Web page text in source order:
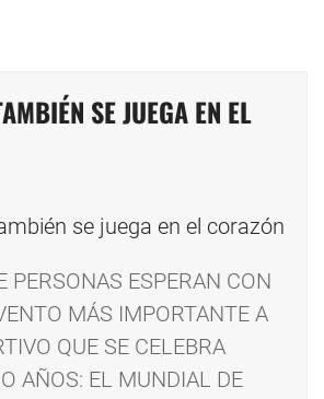
SE JUEGA EN EL
PERSONAS ESPERAN CON
MÁS IMPORTANTE A
QUE SE CELEBRA
AÑOS: EL MUNDIAL DE